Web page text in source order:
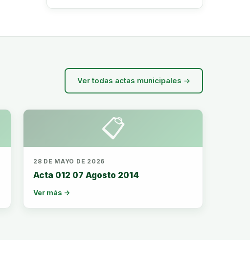
Ver todas actas municipales →
📋
28 DE MAYO DE 2026
Acta 012 07 Agosto 2014
Ver más →